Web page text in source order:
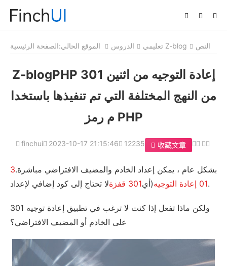
الموقع الحالي:الصفحة الرئيسية الدروس تعليمي Z-blog النص
Z-blogPHP 301 إعادة التوجيه من اثنين
من النهج المختلفة التي تم تنفيذها باستخدا
م رمز PHP
finchui 2023-10-17 21:15:46 12235 收藏文章
بشكل عام ، يمكن إعداد الخادم والمضيف الافتراضي مباشرة.3
01 إعادة التوجيه
(أي301 قفزة لا تحتاج إلى كود إضافي لإعداد.
ولكن ماذا تفعل إذا كنت لا ترغب في تطبيق إعادة توجيه 301
على الخادم أو المضيف الافتراضي؟